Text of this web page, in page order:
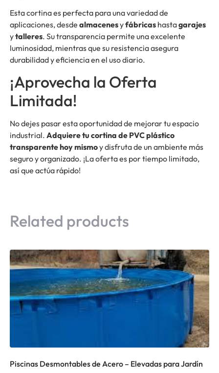
Esta cortina es perfecta para una variedad de
aplicaciones, desde almacenesyfábricas hastagarajes
ytalleres. Su transparencia permite una excelente
luminosidad, mientras que su resistencia asegura
durabilidad y eficiencia en el uso diario.
¡Aprovecha la Oferta
Limitada!
No dejes pasar esta oportunidad de mejorar tu espacio
industrial. Adquiere tu cortina de PVC plástico
transparente hoy mismoy disfruta de un ambiente más
seguro y organizado. ¡La oferta es por tiempo limitado,
así que actúa rápido!
Related products
Piscinas Desmontables de Acero – Elevadas para Jardín